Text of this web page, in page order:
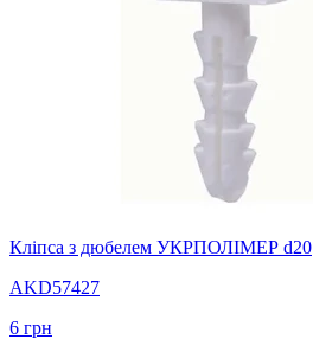
Кліпса з дюбелем УКРПОЛІМЕР d20
AKD57427
6 грн